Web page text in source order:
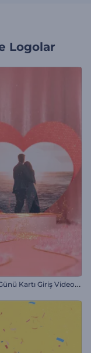
Logolar
S
evgililer Günü Kartı Giriş Videosu